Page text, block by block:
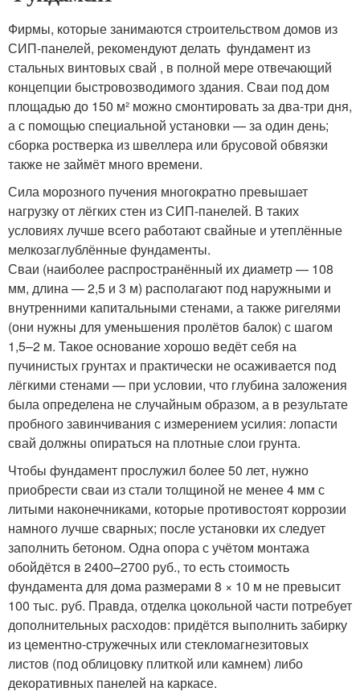
Фирмы, которые занимаются строительством домов из
СИП-панелей, рекомендуют делать фундамент из
стальных винтовых свай , в полной мере отвечающий
концепции быстровозводимого здания. Сваи под дом
площадью до 150 м² можно смонтировать за два-три дня,
а с помощью специальной установки — за один день;
сборка ростверка из швеллера или брусовой обвязки
также не займёт много времени.
Сила морозного пучения многократно превышает
нагрузку от лёгких стен из СИП-панелей. В таких
условиях лучше всего работают свайные и утеплённые
мелкозаглублённые фундаменты.
Сваи (наиболее распространённый их диаметр — 108
мм, длина — 2,5 и 3 м) располагают под наружными и
внутренними капитальными стенами, а также ригелями
(они нужны для уменьшения пролётов балок) с шагом
1,5–2 м. Такое основание хорошо ведёт себя на
пучинистых грунтах и практически не осаживается под
лёгкими стенами — при условии, что глубина заложения
была определена не случайным образом, а в результате
пробного завинчивания с измерением усилия: лопасти
свай должны опираться на плотные слои грунта.
Чтобы фундамент прослужил более 50 лет, нужно
приобрести сваи из стали толщиной не менее 4 мм с
литыми наконечниками, которые противостоят коррозии
намного лучше сварных; после установки их следует
заполнить бетоном. Одна опора с учётом монтажа
обойдётся в 2400–2700 руб., то есть стоимость
фундамента для дома размерами 8 × 10 м не превысит
100 тыс. руб. Правда, отделка цокольной части потребует
дополнительных расходов: придётся выполнить забирку
из цементно-стружечных или стекломагнезитовых
листов (под облицовку плиткой или камнем) либо
декоративных панелей на каркасе.